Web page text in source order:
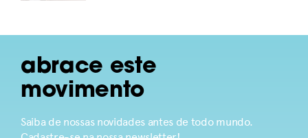
abrace este
movimento
Saiba de nossas novidades antes de todo mundo.